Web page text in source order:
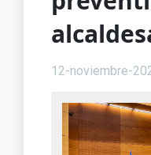
12-noviembre-